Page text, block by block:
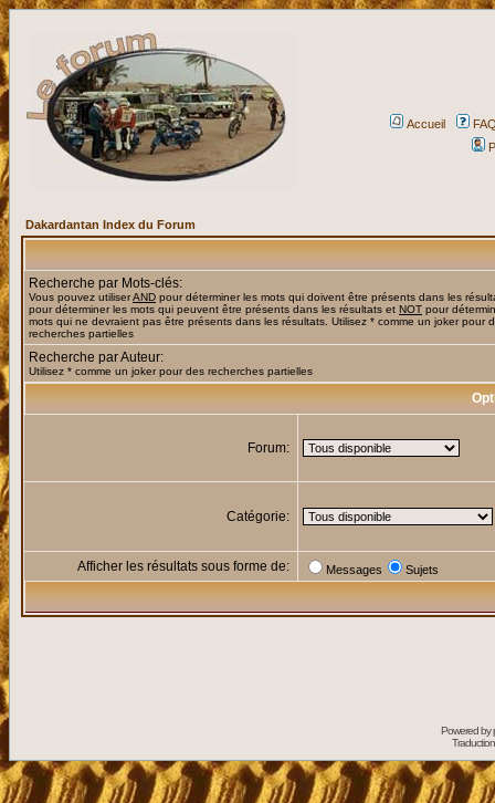
Accueil
Dakardantan Index du Forum
Recherche par Mots-clés:
Vous pouvez utiliserAND pour déterminer les mots qui doivent être présents dans les
pour déterminer les mots qui peuvent être présents dans les résultats et NOT pour
mots qui ne devraient pas être présents dans les résultats. Utilisez * comme un joker pour
recherches partielles
Recherche par Auteur:
Utilisez * comme un joker pour des recherches partielles
Forum:
Catégorie:
Afficher les résultats sous forme de: Messages Sujets
Powered by